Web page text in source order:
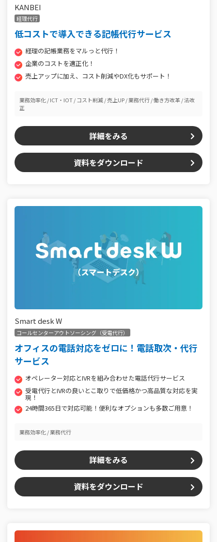
KANBEI
経理代行
低コストで導入できる記帳代行サービス
経理の記帳業務をマルっと代行！
企業のコストを適正化！
売上アップに加え、コスト削減やDX化もサポート！
業務効率化 ICT・IOT コスト削減 売上UP 業務代行 働き方改革 法改
正
詳細をみる
資料をダウンロード
Smart desk W
コールセンターアウトソーシング（受電代行）
オフィスの電話対応をゼロに！電話取次・代行
サービス
オペレーター対応とIVRを組み合わせた電話代行サービス
受電代行とIVRの良いとこ取りで低価格かつ高品質な対応を実
現！
24時間365日で対応可能！便利なオプションも多数ご用意！
業務効率化 業務代行
詳細をみる
資料をダウンロード